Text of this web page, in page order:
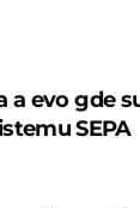
a evo gde
SEPA